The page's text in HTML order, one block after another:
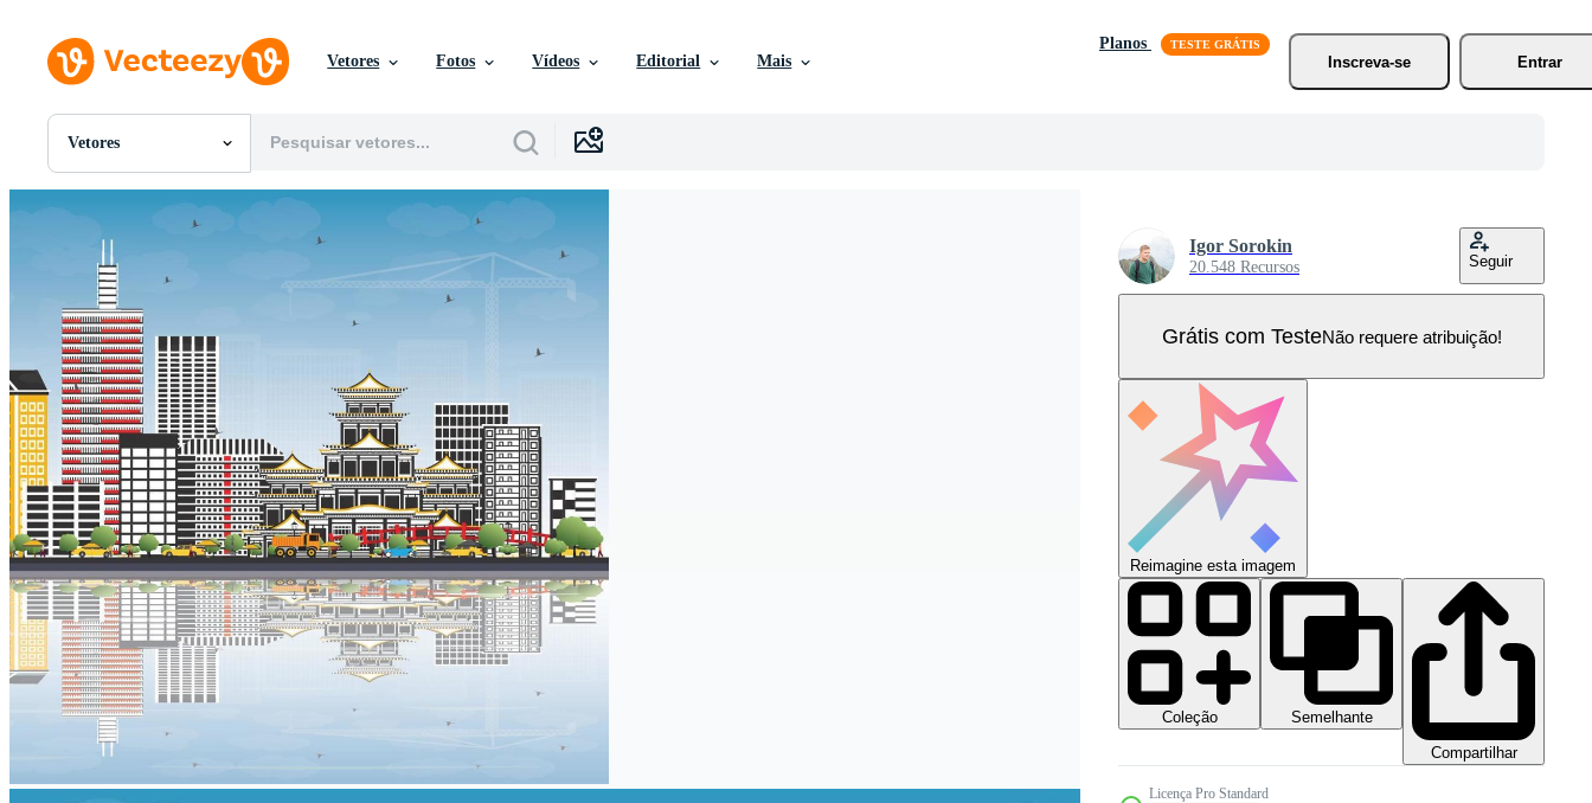
Vetores Fotos Vídeos Editorial Mais
Planos
Inscreva-se
Entrar
Vetores
Todas Imagens
PNGs
PSDs
SVGs
Modelos
Vetores
Videos
Motion graphics
Imagens Editoriais
Eventos Editoriais
Igor Sorokin
20.548 Recursos Seguir
Grátis com TesteNão requere atribuição!
Reimagine esta imagem
Coleção
Semelhante
Compartilhar
Licença Pro Standard